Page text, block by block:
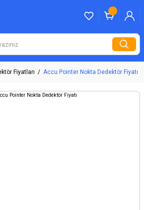
Fiyatları Accu Pointer Nokta Dedektör Fiyatı